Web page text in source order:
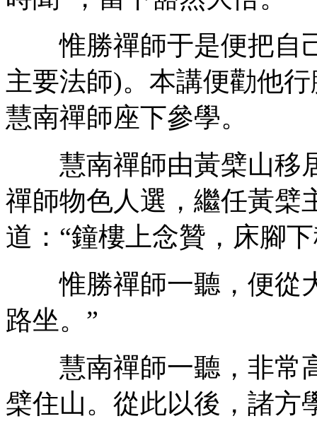
惟勝禪師于是便把自
主要法師)。本講便勸他
慧南禪師座下參學。
慧南禪師由黃檗山移
禪師物色人選，繼任黃檗
道：“鐘樓上念贊，床腳
惟勝禪師一聽，便從
路坐。”
慧南禪師一聽，非常
檗住山。從此以後，諸方